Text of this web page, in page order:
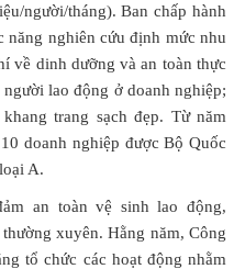
người/tháng). Ban chấp hành
nghiên cứu định mức nhu
về dinh dưỡng và an toàn thực
lao động ở doanh nghiệp;
trang sạch đẹp. Từ năm
doanh nghiệp được Bộ Quốc
A.
an toàn vệ sinh lao động,
xuyên. Hằng năm, Công
tổ chức các hoạt động nhằm